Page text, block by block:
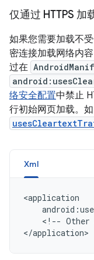
仅通过 HTTPS 加
如果您需要加载不
密连接加载网络内
过在
络安全配置中禁止
行初始网页加载。
Xml
<!-- Other